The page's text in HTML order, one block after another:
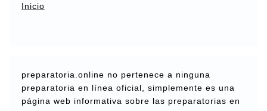
Inicio
preparatoria.online no pertenece a ninguna
preparatoria en línea oficial, simplemente es una
página web informativa sobre las preparatorias en